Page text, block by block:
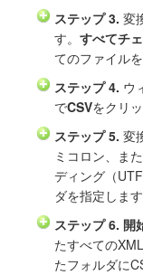
ステップ 3. 変
す。 すべてチ
てのファイル
ステップ 4. ウ
でCSVをクリ
ステップ 5. 変
ミコロン、ま
ディング（
ダを指定します
ステップ 6. 開
たすべての
たフォルダに